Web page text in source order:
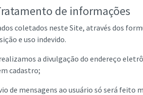
de informações
coletados neste Site, através dos
e uso indevido.
a divulgação do endereço
cadastro;
de mensagens ao usuário só será